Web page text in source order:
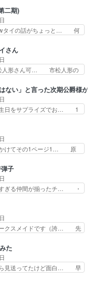
けどな… ソルコクタニが
ての… ラストの展開でぞ
向…
サービスカット… 面白い
デート回は怪… 結構評判
たけど、評判… 今時初デー
発アウトだ… 結構、少女マ
かっ… 円盤購入を検討し
な… 1人のjkとして普通
二期)
wタイの話がちょっと… 何
実写演出入った… 相変わ
良く… 動画検査させ
ちに待っ… 1期目の導入も
入も… 観てたらいつの間
。… 故郷は遠きにありて
… というただの日常回か
さん
人形さん可… 市松人形の
ン味作画… あいかわらず杉
なに… ギャグもいいし作
原作… 呪いの人形は仲間に
被… 呪いの人形、人形相手
いの人形ドジっ子すぎる
の人形がビビっとるぞ。
ない」と言った次期公爵様が
生日をサプライズでお… 1
の心が彼の心を… 政略結
嫌がらせを受… 【今夜の
落令嬢×こ… マウントに
公大丈夫か… もうユリウス
ない… 貴族は階級社会で
に… 第２話をU-NEXTで
かけてその1ページ1… 原
、拗らせに拗ら… にて、
いただきまし… すげえお
の諸星大二郎… ◤￣￣￣￣
名場面アイ… メンバーと部
どん… 春の南東の空のお
明るい現役の青春と
…
子
すぎる仲間が揃ったチ… ・
の立ち位置で… しょーも
見たらバカ… 宿命のライ
燃えるシチ… 早くもライバ
かに個性… があると思った
… やはり強敵に勝つには
ライバル登場から特訓ま
ークスメイドです（誇… 先
サイン入り… 人族と魔族
指すもの… アリスとメノ
規模な宣… 鏡から「アリ
険しいぜ… 鏡とソフトクリ
た
ら見送ってたけど面白… 早